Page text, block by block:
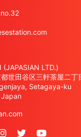
(JAPASIAN LTD.)
世田谷区三軒茶屋二丁
Setagaya-ku